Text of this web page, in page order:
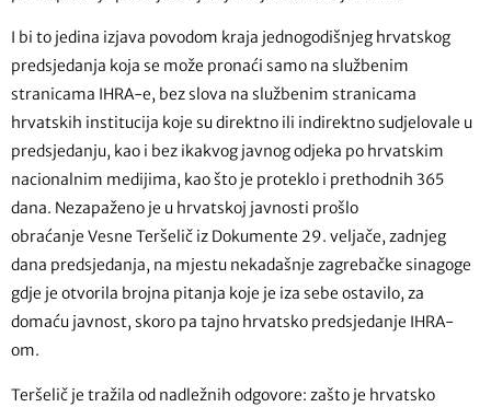
I bi to jedina izjava povodom kraja jednogodišnjeg hrvatskog
predsjedanja koja se može pronaći samo na službenim
stranicama IHRA-e, bez slova na službenim stranicama
hrvatskih institucija koje su direktno ili indirektno sudjelovale u
predsjedanju, kao i bez ikakvog javnog odjeka po hrvatskim
nacionalnim medijima, kao što je proteklo i prethodnih 365
dana. Nezapaženo je u hrvatskoj javnosti prošlo
obraćanje Vesne Teršelič iz Dokumente 29. veljače, zadnjeg
dana predsjedanja, na mjestu nekadašnje zagrebačke sinagoge
gdje je otvorila brojna pitanja koje je iza sebe ostavilo, za
domaću javnost, skoro pa tajno hrvatsko predsjedanje IHRA-
om.
Teršelič je tražila od nadležnih odgovore: zašto je hrvatsko